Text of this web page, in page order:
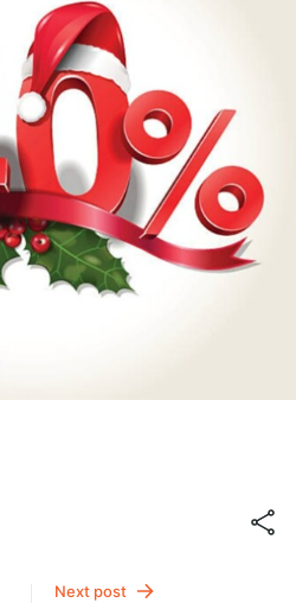
Next post